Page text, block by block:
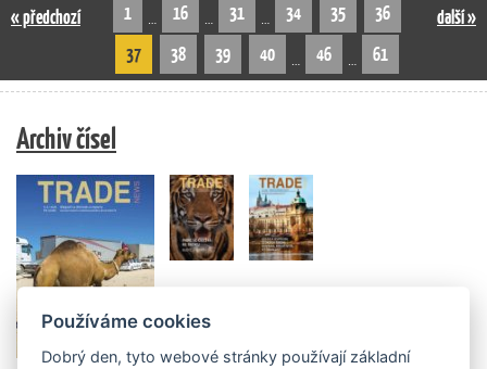
« předchozí 1 … 16 … 31 … 34 35
36
37
38 39 40 … 46 … 61
další »
Archiv čísel
Používáme cookies
Dobrý den, tyto webové stránky používají základní